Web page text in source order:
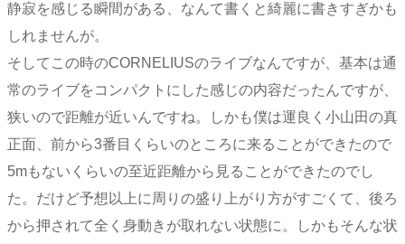
静寂を感じる瞬間がある、なんて書くと綺麗に書きすぎかも
しれませんが。
そしてこの時のCORNELIUSのライブなんですが、基本は通
常のライブをコンパクトにした感じの内容だったんですが、
狭いので距離が近いんですね。しかも僕は運良く小山田の真
正面、前から3番目くらいのところに来ることができたので
5mもないくらいの至近距離から見ることができたのでし
た。だけど予想以上に周りの盛り上がり方がすごくて、後ろ
から押されて全く身動きが取れない状態に。しかもそんな状